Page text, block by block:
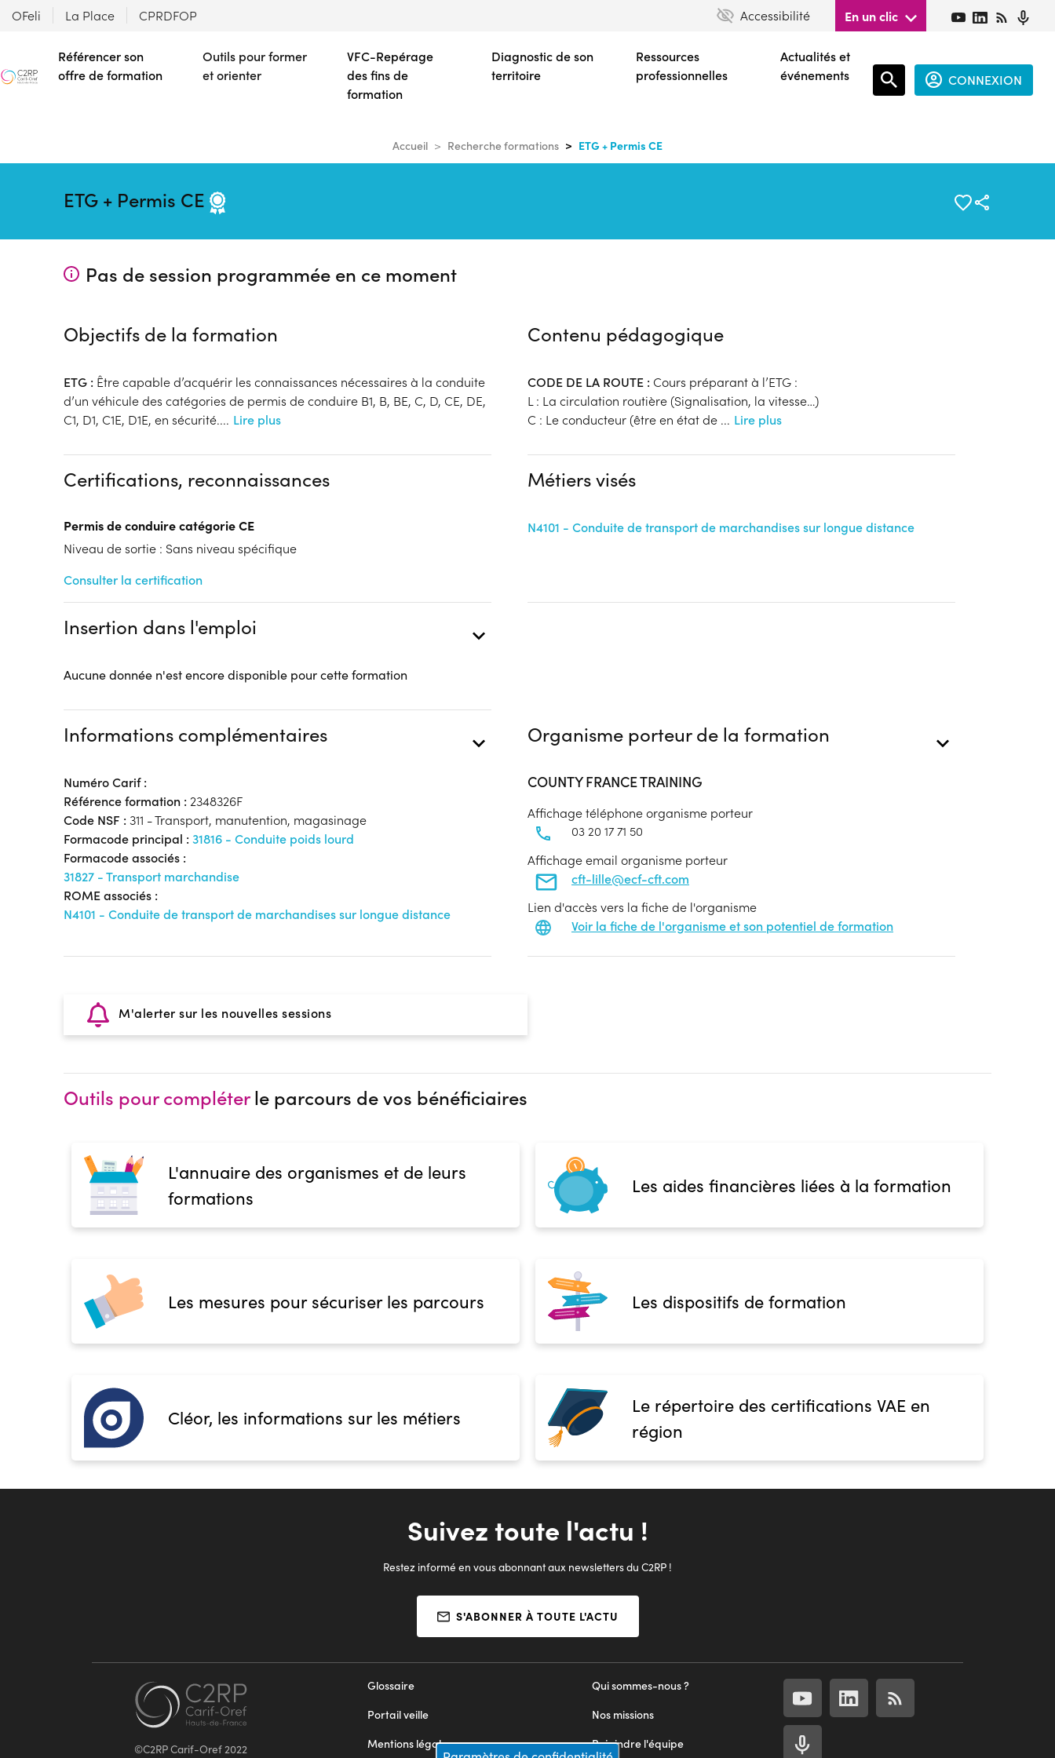
contenu
principal
OFeli La Place CPRDFOP Accessibilité En un clic
Référencer son
offre de formation
Outils pour former
et orienter
VFC-Repérage
des fins de
formation
Diagnostic de son
territoire
Ressources
professionnelles
Actualités et
événements
CONNEXION
Accueil Recherche formations ETG + Permis CE
ETG + Permis CE
Pas de session programmée en ce moment
Objectifs de la formation
ETG : Être capable d’acquérir les connaissances nécessaires à la conduite
d’un véhicule des catégories de permis de conduire B1, B, BE, C, D, CE, DE,
C1, D1, C1E, D1E, en sécurité.... Lire plus
Contenu pédagogique
CODE DE LA ROUTE : Cours préparant à l’ETG :
L : La circulation routière (Signalisation, la vitesse…)
C : Le conducteur (être en état de ... Lire plus
Certifications, reconnaissances
Permis de conduire catégorie CE
Niveau de sortie : Sans niveau spécifique
Consulter la certification
Métiers visés
N4101 - Conduite de transport de marchandises sur longue distance
Insertion dans l'emploi
Aucune donnée n'est encore disponible pour cette formation
Informations complémentaires
Numéro Carif :
Référence formation : 2348326F
Code NSF : 311 - Transport, manutention, magasinage
Formacode principal : 31816 - Conduite poids lourd
Formacode associés :
31827 - Transport marchandise
ROME associés :
N4101 - Conduite de transport de marchandises sur longue distance
Organisme porteur de la formation
COUNTY FRANCE TRAINING
Affichage téléphone organisme porteur
03 20 17 71 50
Affichage email organisme porteur
cft-lille@ecf-cft.com
Lien d'accès vers la fiche de l'organisme
Voir la fiche de l'organisme et son potentiel de formation
M'alerter sur les nouvelles sessions
Outils pour compléterle parcours de vos bénéficiaires
L'annuaire des organismes et de leurs
formations
Les aides financières liées à la formation
Les mesures pour sécuriser les parcours Les dispositifs de formation
Cléor, les informations sur les métiers
Le répertoire des certifications VAE en
région
Suivez toute l'actu !
Restez informé en vous abonnant aux newsletters du C2RP !
S'ABONNER À TOUTE L'ACTU
©C2RP Carif-Oref 2022
Qui sommes-nous ?
Nos missions
Rejoindre l'équipe
Glossaire
Portail veille
Mentions légales